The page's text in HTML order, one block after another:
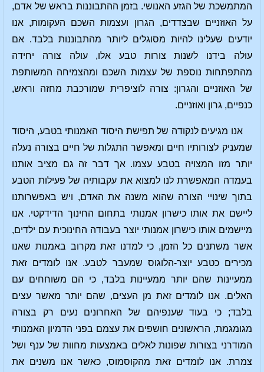
המתמשכת של הגזע האנושי. בזמן ההתבוננות בראש של אדם,
על האוזניים שבצדדים, הגרון ועצמות השכם העקומות, אנו
יודעים שעלינו להיות מסוגלים ליותר מהתבוננות בלבד. אם
עולה בידנו לשנות צורות טבע אלו, עולה צורה יחידה
מהתפתחות נוספת של עצמות השכם ומהצמיחה המשותפת
של האוזניים והגרון: צורה לוציפרית שמורכבת מחזה וראש,
כנפיים, גרון ואוזניים.
אנו מגיעים לנקודה של תפישת היסוד האמנותי בטבע, היסוד
שמעניק לצורותיו חיים ומאפשר התגלות של חיים בצורה נעלה
יותר מזו המצויה בטבע עצמו. אך דבר זה גם מציב אותנו
בעמדה המאפשרת לנו למצוא את עקבותיה של פעילות הטבע
בתוך שינויי הצורה שהוא משנה את האדם, ויש באפשרותנו
ליישם את אותו כישרון אמנותי בתחום החינוך הדידקטי. אנו
מיישמים אותו כישרון אמנותי יוצר בעבודה החינוכית עם ילדים,
אשר משתנים כל הזמן, כי למדנו זאת מקרוב באמנות שאנו
מכירים כטבע יוצר-הלוגוס שמעבר לטבע. אנו לומדים זאת
ממעיינות שהם יותר ממעיינות בלבד, כי הם משוחחים עם
האלים. אנו לומדים זאת מן העצים, שהם יותר מאשר עצים
בלבד; כי בעוד שענפיהם של האחרונים נעים רק בצורה
מגומגמת, הראשונים חושפים את עצמם בפני הדמיון האמנותי
המודרני בצורות שפונות לאלים באמצעות מחוות של ענף ושל
צמרת. אנו לומדים זאת מהקוסמוס, כאשר אנו משנים את